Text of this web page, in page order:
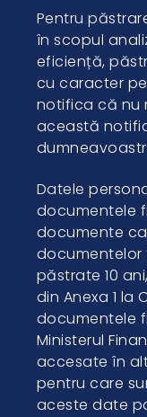
Pentru
în scopul
eficiență,
cu caracter
notifica că nu
această
Datele
documentele
documente
păstrate 10
din Anexa 1 la
documentele
Ministerul
accesate în
pentru care
aceste date